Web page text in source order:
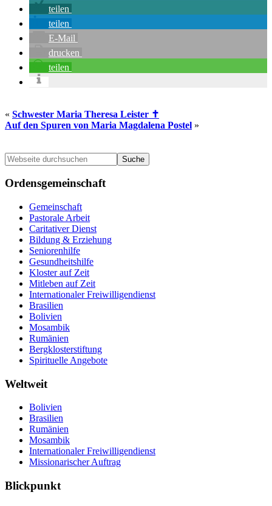
teilen
teilen
E-Mail
drucken
teilen
« Schwester Maria Theresa Leister ✝
Auf den Spuren von Maria Magdalena Postel »
Seitenspalte
Webseite
durchsuchen
Ordensgemeinschaft
Gemeinschaft
Pastorale Arbeit
Caritativer Dienst
Bildung & Erziehung
Seniorenhilfe
Gesundheitshilfe
Kloster auf Zeit
Mitleben auf Zeit
Internationaler Freiwilligendienst
Brasilien
Bolivien
Mosambik
Rumänien
Bergklosterstiftung
Spirituelle Angebote
Weltweit
Bolivien
Brasilien
Rumänien
Mosambik
Internationaler Freiwilligendienst
Missionarischer Auftrag
Blickpunkt